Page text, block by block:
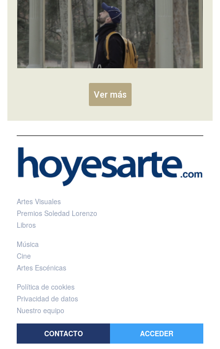
Ver más
Artes Visuales
Premios Soledad Lorenzo
Libros
Música
Cine
Artes Escénicas
Política de cookies
Privacidad de datos
Nuestro equipo
CONTACTO ACCEDER